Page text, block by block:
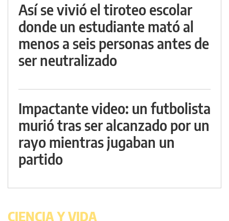
Así se vivió el tiroteo escolar
donde un estudiante mató al
menos a seis personas antes de
ser neutralizado
Impactante video: un futbolista
murió tras ser alcanzado por un
rayo mientras jugaban un
partido
CIENCIA Y VIDA